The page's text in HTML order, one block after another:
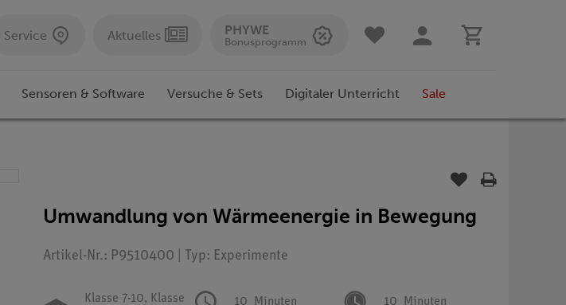
Service Aktuelles PHYWE
Bonusprogramm
Sensoren & Software Versuche & Sets Digitaler Unterricht Sale
Umwandlung von Wärmeenergie in Bewegung
Artikel-Nr.: P9510400 | Typ: Experimente
Klasse 7-10, Klasse
10 Minuten 10 Minuten